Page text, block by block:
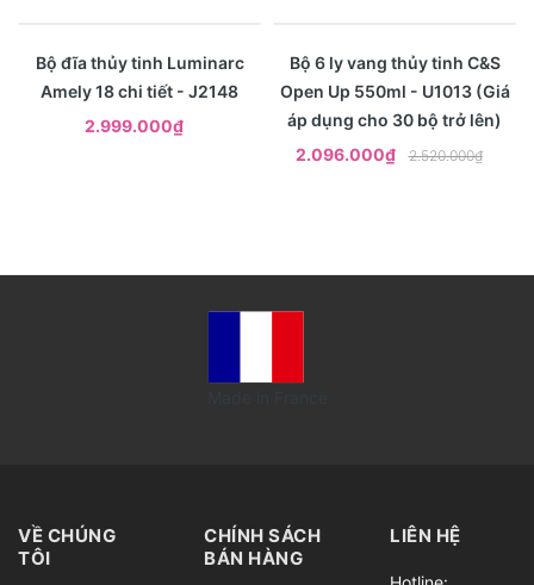
Xem nhanh
Bộ đĩa thủy tinh Luminarc
Amely 18 chi tiết - J2148
2.999.000₫
Xem nhanh
Bộ 6 ly vang thủy tinh C&S
Open Up 550ml - U1013 (Giá
áp dụng cho 30 bộ trở lên)
2.096.000₫
2.520.000₫
VỀ CHÚNG
TÔI
CHÍNH SÁCH
BÁN HÀNG
LIÊN HỆ